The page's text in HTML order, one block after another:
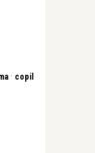
· copil